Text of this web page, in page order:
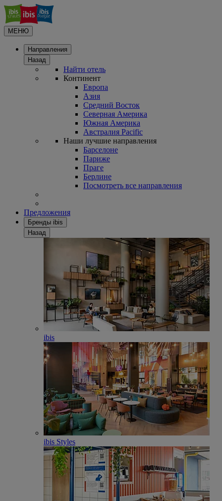
МЕНЮ
Направления
Назад
Найти отель
Континент
Европа
Азия
Средний Восток
Северная Америка
Южная Америка
Австралия Pacific
Наши лучшие направления
Барселоне
Париже
Праге
Берлине
Посмотреть все направления
Предложения
Бренды ibis
Назад
ibis
ibis Styles